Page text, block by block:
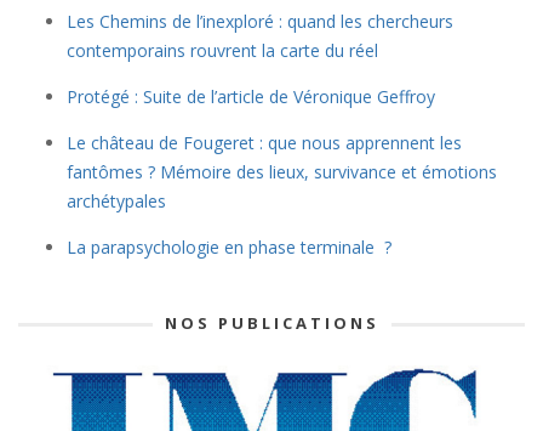
Les Chemins de l’inexploré : quand les chercheurs
contemporains rouvrent la carte du réel
Protégé : Suite de l’article de Véronique Geffroy
Le château de Fougeret : que nous apprennent les
fantômes ? Mémoire des lieux, survivance et émotions
archétypales
La parapsychologie en phase terminale ?
NOS PUBLICATIONS